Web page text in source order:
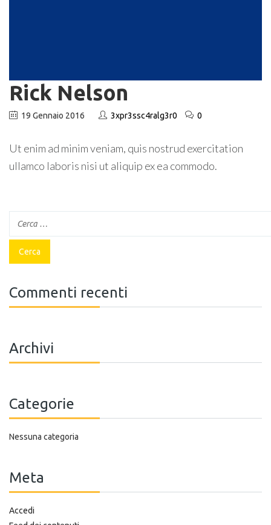
Rick Nelson
19 Gennaio 2016 3xpr3ssc4ralg3r0 0
Ut enim ad minim veniam, quis nostrud exercitation
ullamco laboris nisi ut aliquip ex ea commodo.
Commenti recenti
Archivi
Categorie
Nessuna categoria
Meta
Accedi